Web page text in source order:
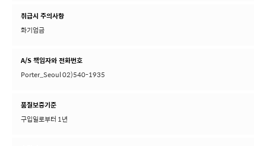
취급시 주의사항
화기엄금
A/S 책임자와 전화번호
Porter_Seoul 02)540-1935
품질보증기준
구입일로부터 1년